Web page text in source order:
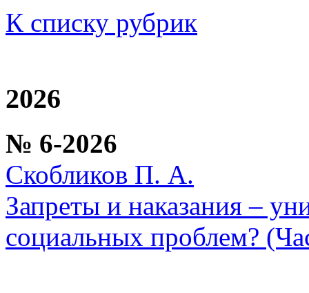
К списку рубрик
2026
№ 6-2026
Скобликов П. А.
Запреты и наказания –
социальных проблем?